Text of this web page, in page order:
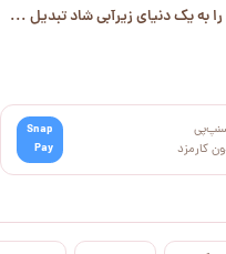
به یک دنیای زیرآبی شاد تبدیل ...
کارمزد
Snap
Pay